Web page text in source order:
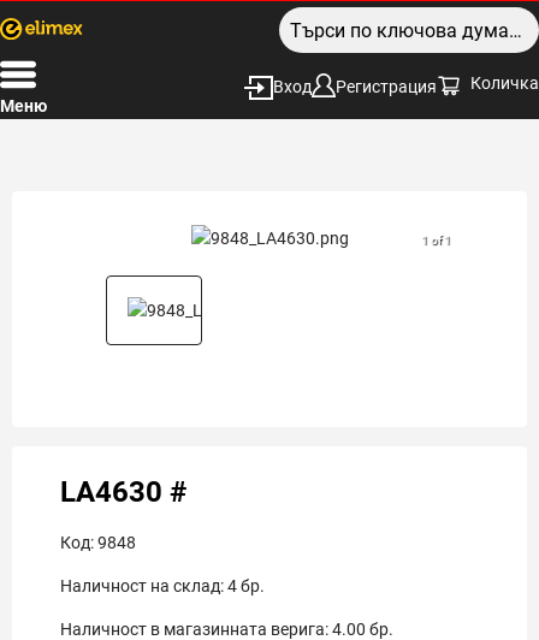
Меню
Вход Регистрация Количка
1 of 1
LA4630 #
Код:9848
Наличност на склад:4бр.
Наличност в магазинната верига:4.00 бр.